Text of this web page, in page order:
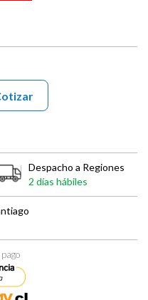
Despacho a Regiones
2 días hábiles